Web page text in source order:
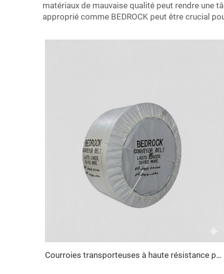
matériaux de mauvaise qualité peut rendre une
approprié comme BEDROCK peut être crucial
Courroies transporteuses à haute résistance pour le transport sur de longues distances en conditions climatiques chaudes